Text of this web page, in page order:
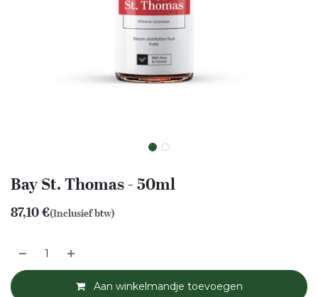
Bay St. Thomas - 50ml
87,10€(Inclusief btw)
Aan winkelmandje toevoegen